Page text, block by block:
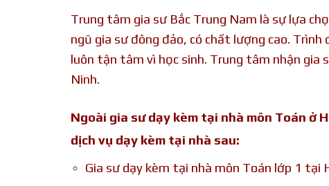
Trung tâm gia sư Bắc Trung Nam là sự lựa
ngũ gia sư đông đảo, có chất lượng cao.
luôn tận tâm vì học sinh. Trung tâm nhận gia
Ninh.
Ngoài gia sư dạy kèm tại nhà môn Toán ở
dịch vụ dạy kèm tại nhà sau:
Gia sư dạy kèm tại nhà môn Toán lớp 1 tại